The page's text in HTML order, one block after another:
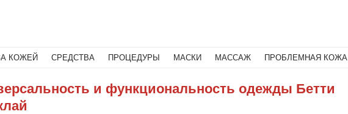
КОЖЕЙ СРЕДСТВА ПРОЦЕДУРЫ МАСКИ МАССАЖ ПРОБЛЕМНАЯ КОЖА
и функциональность одежды Бетти